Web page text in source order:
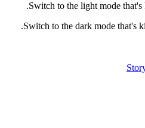
Switch to the light mode
Switch to the dark mode that's